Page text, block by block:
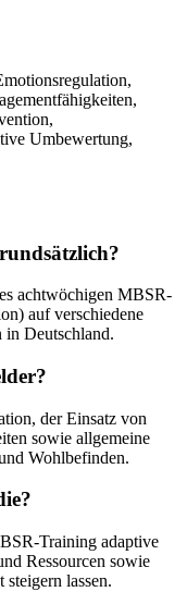
Umbewertung,
achtwöchigen MBSR-
auf verschiedene
in Deutschland.
der Einsatz von
sowie allgemeine
Wohlbefinden.
Training adaptive
Ressourcen sowie
steigern lassen.